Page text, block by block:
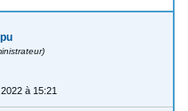
à 15:21